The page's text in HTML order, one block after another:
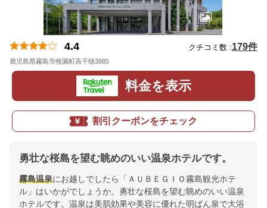
4.4 クチコミ数 :179件
鹿児島県霧島市牧園町高千穂3885
料金を表示
割引クーポンをチェック
勇壮な桜島を望む眺めのいい温泉ホテルです。
霧島温泉にお越しでしたら「ＡＵＢＥＧＩＯ霧島観光ホテ
ル」はいかがでしょうか。勇壮な桜島を望む眺めのいい温泉
ホテルです。温泉は美肌効果や美容に優れた明ばん泉で大浴